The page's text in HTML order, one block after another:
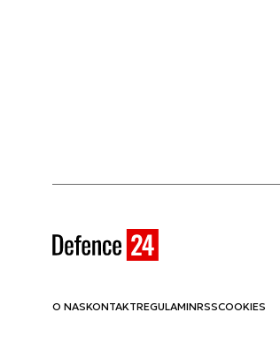
O NASKONTAKTREGULAMINRSSCOOKIES